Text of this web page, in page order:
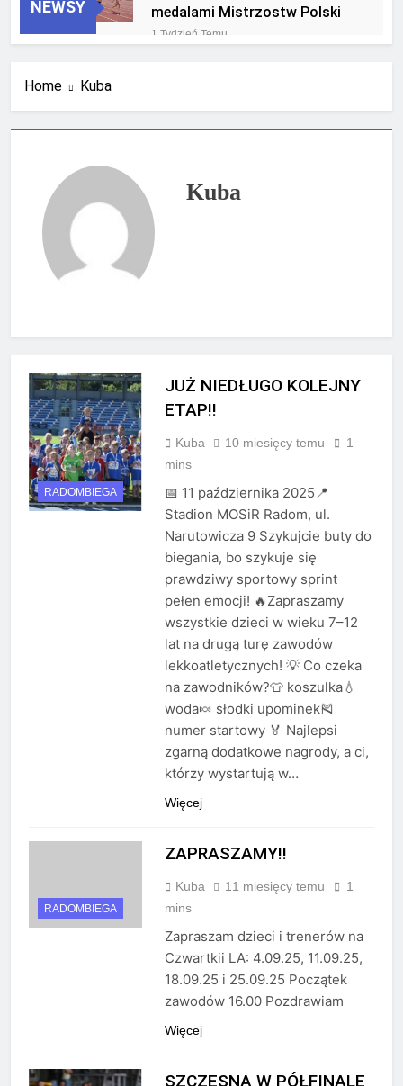
NEWSY
medalami Mistrzostw Polski
1 Tydzień Temu
Home Kuba
Kuba
RADOMBIEGA
JUŻ NIEDŁUGO KOLEJNY
ETAP!!
Kuba 10 miesięcy temu
1
mins
📅 11 października 2025📍
Stadion MOSiR Radom, ul.
Narutowicza 9 Szykujcie buty do
biegania, bo szykuje się
prawdziwy sportowy sprint
pełen emocji! 🔥Zapraszamy
wszystkie dzieci w wieku 7–12
lat na drugą turę zawodów
lekkoatletycznych! 💡 Co czeka
na zawodników?👕 koszulka💧
woda🍬 słodki upominek🎽
numer startowy 🏅 Najlepsi
zgarną dodatkowe nagrody, a ci,
którzy wystartują w…
Więcej
RADOMBIEGA
ZAPRASZAMY!!
Kuba 11 miesięcy temu
1
mins
Zapraszam dzieci i trenerów na
Czwartkii LA: 4.09.25, 11.09.25,
18.09.25 i 25.09.25 Początek
zawodów 16.00 Pozdrawiam
Więcej
SZCZĘSNA W PÓŁFINALE